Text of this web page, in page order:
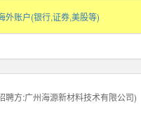
外账户(银行,证券,美股等)
聘方:广州海源新材料技术有限公司)